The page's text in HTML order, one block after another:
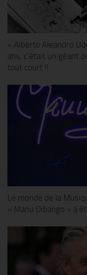
« Alberto Aleandro
ans, c’était un géant
tout court !!
Le monde de la
« Manu Dibango » a